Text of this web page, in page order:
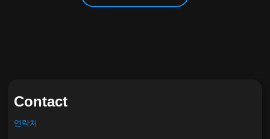
Contact
연락처